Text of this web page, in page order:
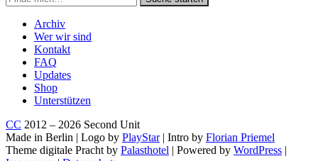
in
https://secondunit-
podcast.de/
Archiv
Wer wir sind
Kontakt
FAQ
Updates
Shop
Unterstützen
CC 2012 – 2026 Second Unit
Made in Berlin | Logo by PlayStar| Intro by Florian Priemel
Theme digitale Pracht by Palasthotel | Powered by WordPress |